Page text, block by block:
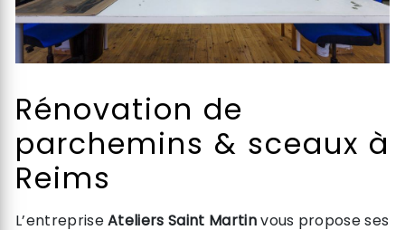
Rénovation de
parchemins & sceaux à
Reims
L’entrepriseAteliers Saint Martinvous propose ses